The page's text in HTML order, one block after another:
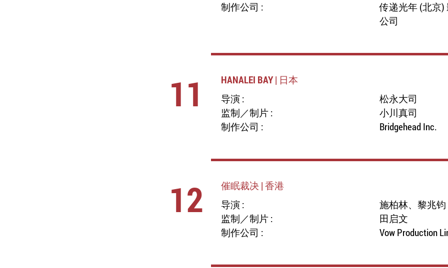
制作公司 :
传递光年 (北京
公司
11
HANALEI BAY | 日本
导演 :
松永大司
监制／制片 :
小川真司
制作公司 :
Bridgehead Inc.
12
催眠裁决 | 香港
导演 :
施柏林、黎兆钧
监制／制片 :
田启文
制作公司 :
Vow Production